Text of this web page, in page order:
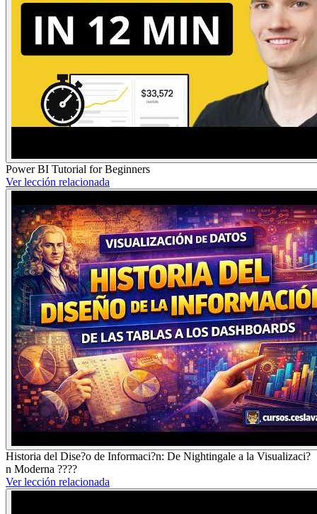
Power BI Tutorial for Beginners
Ver lección relacionada
Historia del Dise?o de Informaci?n: De Nightingale a la Visualizaci?
n Moderna ????
Ver lección relacionada